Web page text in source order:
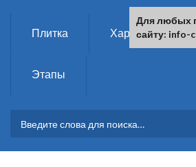
Перейти к основному содержанию
Плитка Характеристики
Этапы
ФОРМА ПОИСКА
Для любых
сайту: info-